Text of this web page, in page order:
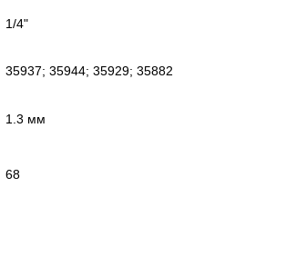
1/4"
35937; 35944; 35929; 35882
1.3 мм
68